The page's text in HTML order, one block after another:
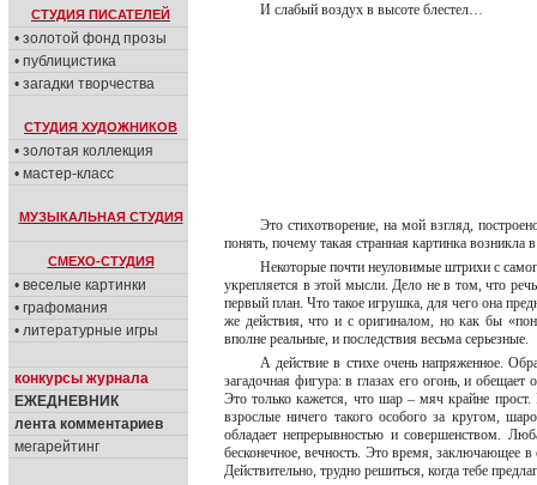
СТУДИЯ ПИСАТЕЛЕЙ
• золотой фонд прозы
• публицистика
• загадки творчества
СТУДИЯ ХУДОЖНИКОВ
• золотая коллекция
• мастер-класс
МУЗЫКАЛЬНАЯ СТУДИЯ
СМЕХО-СТУДИЯ
• веселые картинки
• графомания
• литературные игры
конкурсы журнала
ЕЖЕДНЕВНИК
лента комментариев
мегарейтинг
И слабый воздух в высоте блестел…
Это стихотворение, на мой взгляд,
понять, почему такая странная картинка возникла
Некоторые почти неуловимые штрихи с
укрепляется в этой мысли. Дело не в том, что
первый план. Что такое игрушка, для чего она
же действия, что и с оригиналом, но как бы
вполне реальные, и последствия весьма серьезные.
А действие в стихе очень напряженное.
загадочная фигура: в глазах его огонь, и
Это только кажется, что шар – мяч крайне
взрослые ничего такого особого за кругом,
обладает непрерывностью и совершенством.
бесконечное, вечность. Это время, заключающее в
Действительно, трудно решиться, когда тебе